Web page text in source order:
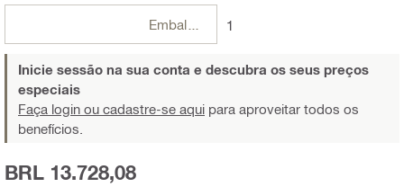
Embalagens 1
Inicie sessão na sua conta e descubra os seus preços
especiais
Faça login ou cadastre-se aqui para aproveitar todos os
benefícios.
BRL 13.728,08